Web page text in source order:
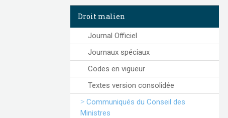
Droit malien
Journal Officiel
Journaux spéciaux
Codes en vigueur
Textes version consolidée
Communiqués du Conseil des
Ministres